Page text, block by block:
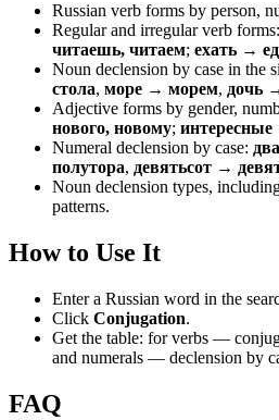
Russian verb forms by person,
Regular and irregular verb forms:
читаешь, читаем; ехать →
Noun declension by case in the
стола, море → морем, дочь
Adjective forms by gender,
нового, новому;
Numeral declension by case:
полутора, девятьсот →
Noun declension types,
patterns.
How to Use It
Enter a Russian word in the
Click Conjugation.
Get the table: for verbs —
and numerals — declension by
FAQ